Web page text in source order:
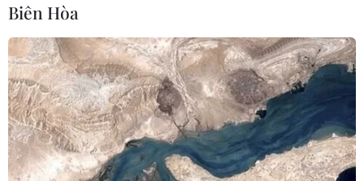
viên tham gia trực tuyến. Hội nghị diễn ra trong
3 ngày.
Tại hội nghị, đại biểu các nước sẽ rà soát và
hướng tới mục tiêu gần 7.000 dòng thuế của
danh mục chuyển đổi quy tắc cụ thể mặt hàng
(PSR) trong AKFTA được chuyển đổi từ mã phân
loại của hàng hóa (HS) 2107 sang HS 2022; thảo
Biên Hòa